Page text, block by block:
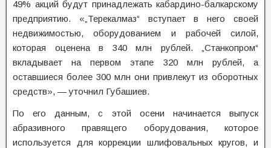
49% акций будут принадлежать кабардино-балкарскому
предприятию. «„Терекалмаз“ вступает в него своей
недвижимостью, оборудованием и рабочей силой,
которая оценена в 340 млн рублей. „Станкопром“
вкладывает на первом этапе 320 млн рублей, а
оставшиеся более 300 млн они привлекут из оборотных
средств», — уточнил Губашиев.
По его данным, с этой осени начинается выпуск
абразивного правящего оборудования, которое
используется для коррекции шлифовальных кругов, и